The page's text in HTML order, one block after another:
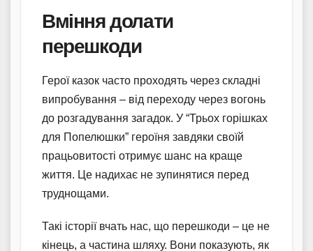
Вміння долати
перешкоди
Герої казок часто проходять через складні
випробування – від переходу через вогонь
до розгадування загадок. У “Трьох горішках
для Попелюшки” героїня завдяки своїй
працьовитості отримує шанс на краще
життя. Це надихає не зупинятися перед
труднощами.
Такі історії вчать нас, що перешкоди – це не
кінець, а частина шляху. Вони показують, як